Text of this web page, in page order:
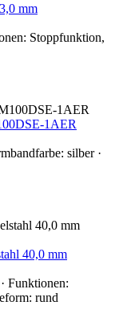
mm
Stoppfunktion,
1AER
silber ·
40,0 mm
Funktionen:
rund